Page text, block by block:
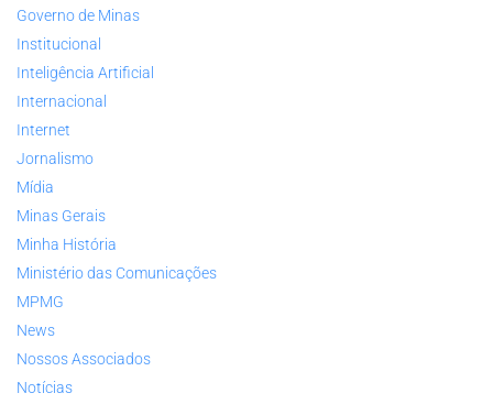
Governo de Minas
Institucional
Inteligência Artificial
Internacional
Internet
Jornalismo
Mídia
Minas Gerais
Minha História
Ministério das Comunicações
MPMG
News
Nossos Associados
Notícias